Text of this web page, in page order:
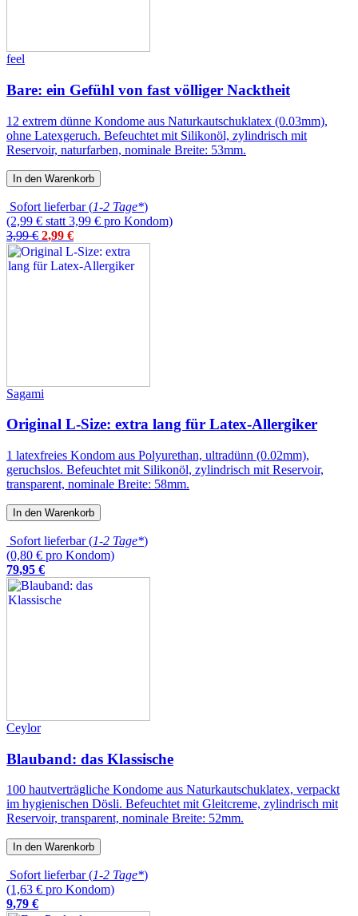
feel
Bare: ein Gefühl von fast völliger Nacktheit
12 extrem dünne Kondome aus Naturkautschuklatex (0.03mm),
ohne Latexgeruch. Befeuchtet mit Silikonöl, zylindrisch mit
Reservoir, naturfarben, nominale Breite: 53mm.
In den Warenkorb
Sofort lieferbar (1-2 Tage*)
(2,99 € statt 3,99 € pro Kondom)
3,99 € 2,99 €
Sagami
Original L-Size: extra lang für Latex-Allergiker
1 latexfreies Kondom aus Polyurethan, ultradünn (0.02mm),
geruchslos. Befeuchtet mit Silikonöl, zylindrisch mit Reservoir,
transparent, nominale Breite: 58mm.
In den Warenkorb
Sofort lieferbar (1-2 Tage*)
(0,80 € pro Kondom)
79,95 €
Ceylor
Blauband: das Klassische
100 hautverträgliche Kondome aus Naturkautschuklatex, verpackt
im hygienischen Dösli. Befeuchtet mit Gleitcreme, zylindrisch mit
Reservoir, transparent, nominale Breite: 52mm.
In den Warenkorb
Sofort lieferbar (1-2 Tage*)
(1,63 € pro Kondom)
9,79 €